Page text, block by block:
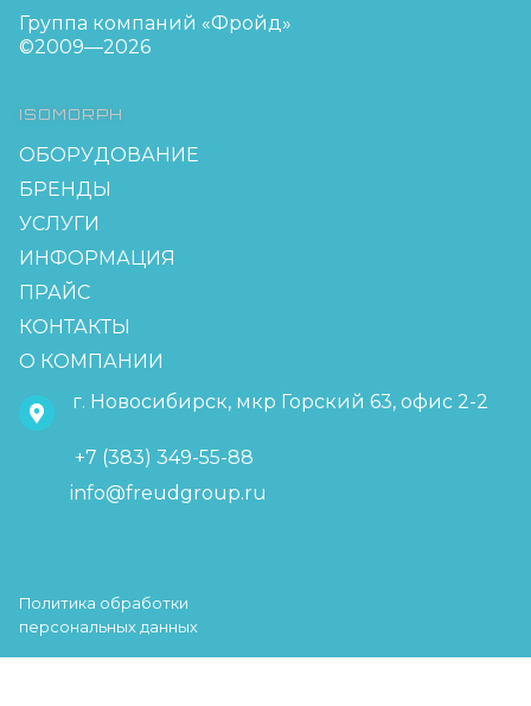
Группа компаний «Фройд»
©2009—2026
ISOMORPH
ОБОРУДОВАНИЕ
БРЕНДЫ
УСЛУГИ
ИНФОРМАЦИЯ
ПРАЙС
КОНТАКТЫ
О КОМПАНИИ
г. Новосибирск, мкр Горский 63, офис 2-2
+7 (383) 349-55-88
info@freudgroup.ru
Политика обработки
персональных данных